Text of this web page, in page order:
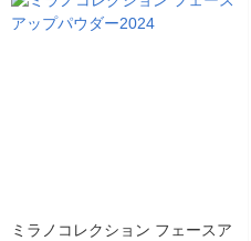
ミラノコレクション フェースア